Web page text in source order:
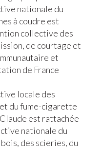
nationale du
à coudre est
collective des
de courtage et
et
de France
locale des
du fume-cigarette
est rattachée
nationale du
des scieries, du